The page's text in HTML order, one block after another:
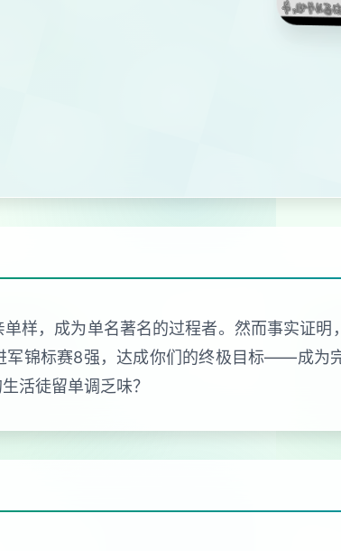
样，成为单名著名的过程者。然而事实证
锦标赛8强，达成你们的终极目标——成为
活徒留单调乏味？